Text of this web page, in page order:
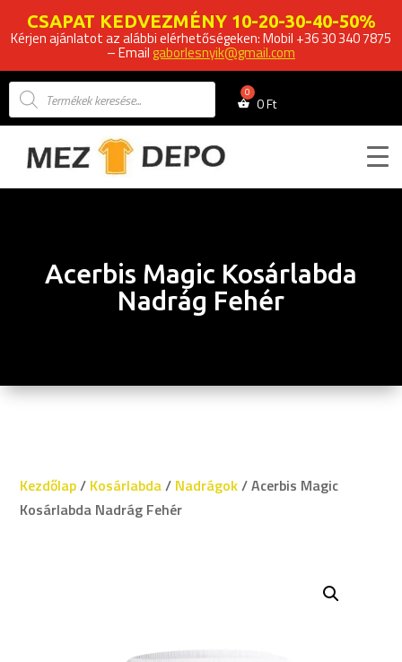
CSAPAT KEDVEZMÉNY 10-20-30-40-50%
Kérjen ajánlatot az alábbi elérhetőségeken: Mobil +36 30 340 7875
– Email gaborlesnyik@gmail.com
Products
search 0Ft
Acerbis Magic Kosárlabda
Nadrág Fehér
Kezdőlap/ Kosárlabda/ Nadrágok/ Acerbis Magic
Kosárlabda Nadrág Fehér